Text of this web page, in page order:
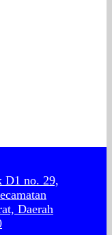
D1 no. 29,
Daerah